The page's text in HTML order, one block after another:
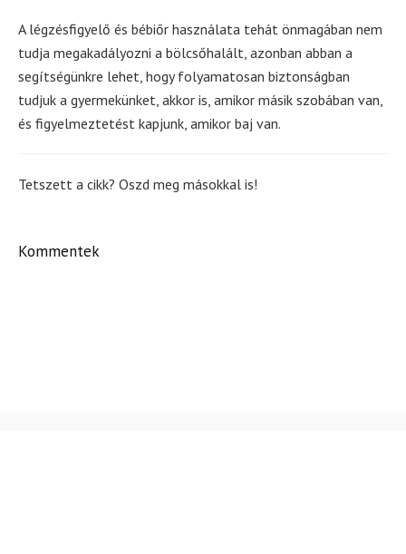
A légzésfigyelő és bébiőr használata tehát önmagában nem
tudja megakadályozni a bölcsőhalált, azonban abban a
segítségünkre lehet, hogy folyamatosan biztonságban
tudjuk a gyermekünket, akkor is, amikor másik szobában van,
és figyelmeztetést kapjunk, amikor baj van.
Tetszett a cikk? Oszd meg másokkal is!
Kommentek